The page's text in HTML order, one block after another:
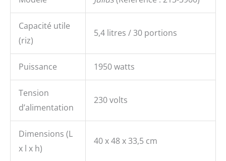
Capacité utile
(riz)
5,4 litres / 30 portions
Puissance 1950 watts
Tension
d’alimentation
230 volts
Dimensions (L
x l x h)
40 x 48 x 33,5 cm